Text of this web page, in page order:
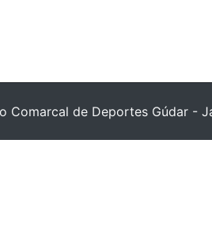
Comarcal de Deportes Gúdar -